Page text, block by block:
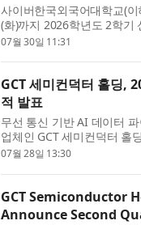
사이버한국외국어대학교(
(화)까지 2026학년도 2학기
등 모든 학사 과정이 100%
07월 30일 11:31
GCT 세미컨덕터 홀딩,
적 발표
무선 통신 기반 AI 데이터
업체인 GCT 세미컨덕터 홀
증권거래소: GCTS)은 2026
07월 28일 13:30
GCT Semiconductor
Announce Second